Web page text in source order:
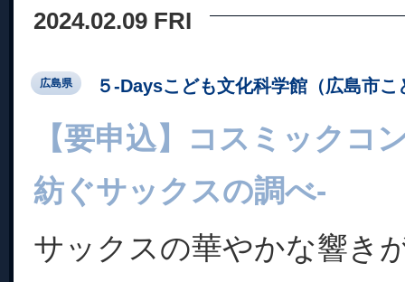
2024.02.09 FRI
広島県 ５-Daysこども文化科学館（広島市
【要申込】コスミックコ
紡ぐサックスの調べ-
サックスの華やかな響き